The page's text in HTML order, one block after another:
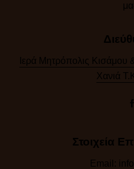
Ιερά Μητρόπολις
Χανιά
Στοιχεία
Email: